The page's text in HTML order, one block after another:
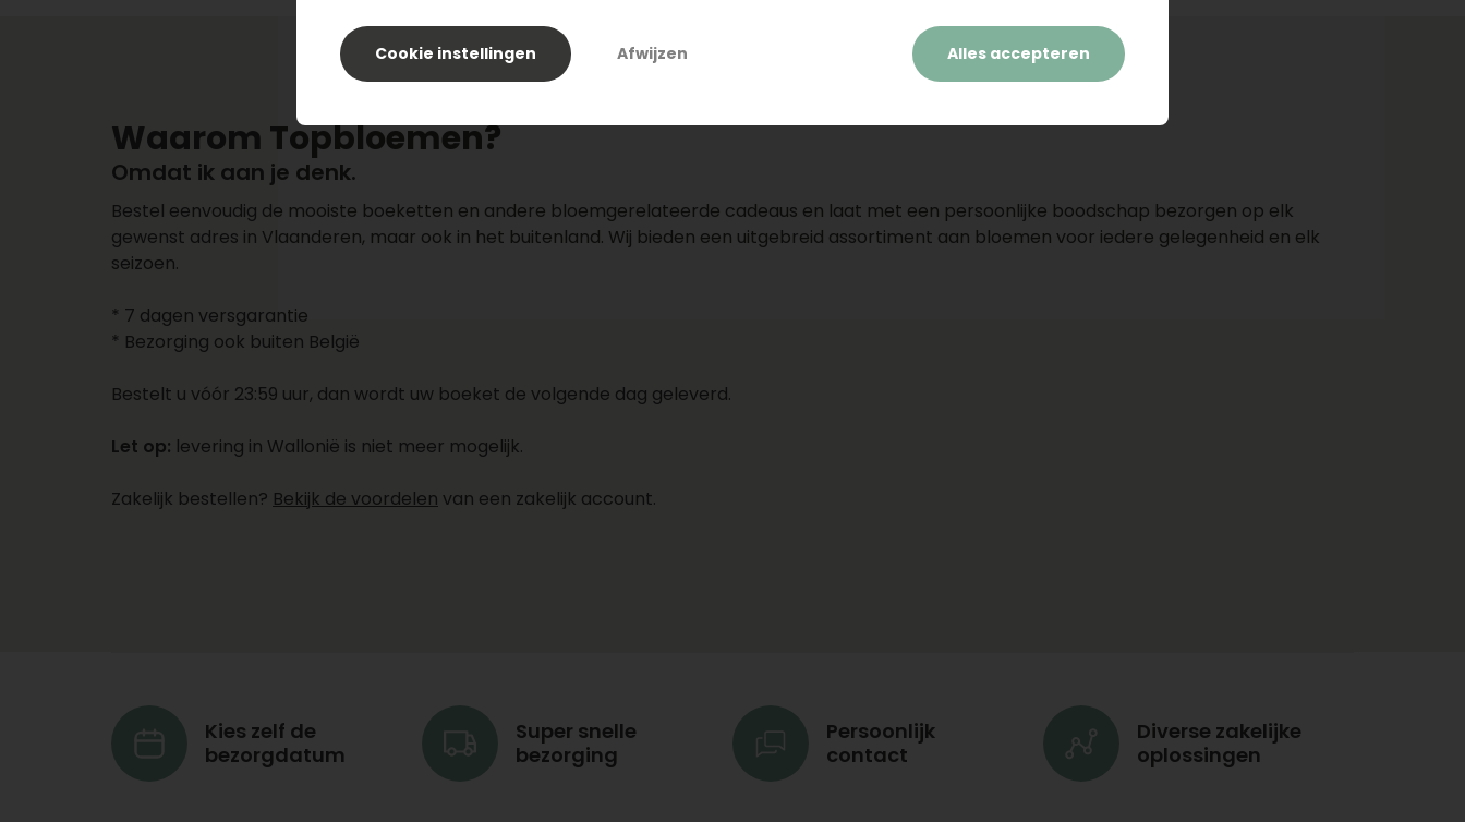
jongen of meisje hebben we
roze- of paarsgekleurde
geboorteboeket
ontvanger steunen met een
troostboeket,beterschap
Kies uw gewenste boeket
Voeg optioneel een
persoonlijke boodschap
Waarom Topbloemen?
Omdat ik aan je denk.
Bestel eenvoudig de mooiste boeketten en andere bloemgerelateerde cadeaus en laat met een persoonlijke boodschap bezorgen op elk
gewenst adres in Vlaanderen, maar ook in het buitenland. Wij bieden een uitgebreid assortiment aan bloemen voor iedere gelegenheid en elk
seizoen.
* 7 dagen versgarantie
* Bezorging ook buiten België
Bestelt u vóór 23:59 uur, dan wordt uw boeket de volgende dag geleverd.
Let op: levering in Wallonië is niet meer mogelijk.
Zakelijk bestellen? Bekijk de voordelen van een zakelijk account.
Kies zelf de
bezorgdatum
Super snelle
bezorging
Persoonlijk
contact
Diverse zakelijke
oplossingen
Alles accepteren
Cookie instellingen Afwijzen